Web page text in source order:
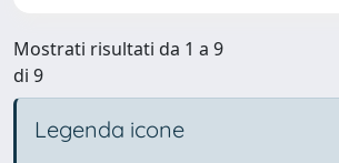
Mostrati risultati da 1 a 9
di 9
Legenda icone